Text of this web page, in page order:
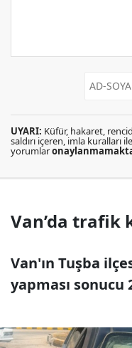
UYARI: Küfür, hakaret,
saldırı içeren, imla kuralları
yorumlar
Van’da trafik
Van'ın Tuşba
yapması